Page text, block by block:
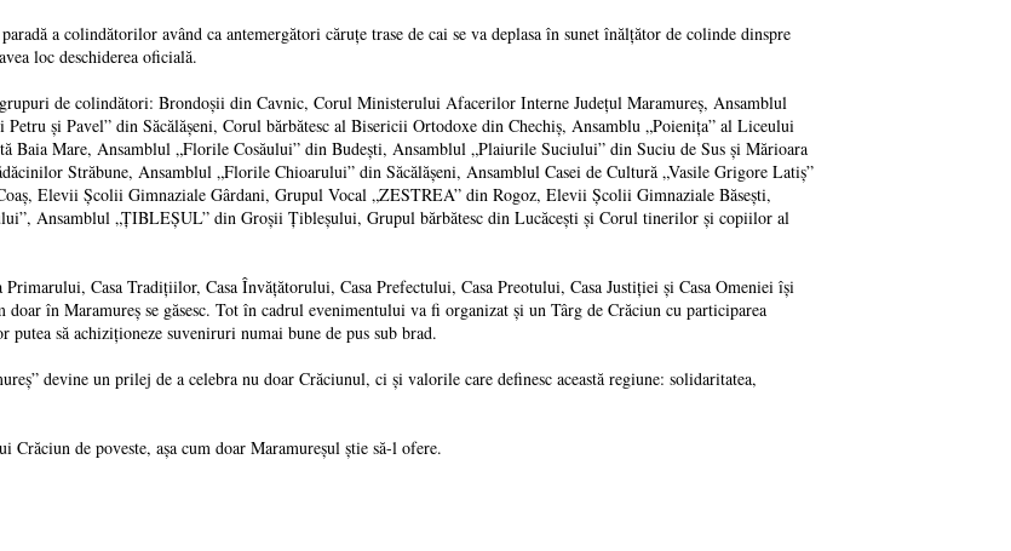
a colindătorilor având ca antemergători căruțe trase de cai se va deplasa în sunet înălțător de colinde dinspre
loc deschiderea oficială.
de colindători: Brondoșii din Cavnic, Corul Ministerului Afacerilor Interne Județul Maramureș, Ansamblul
și Pavel” din Săcălășeni, Corul bărbătesc al Bisericii Ortodoxe din Chechiș, Ansamblu „Poienița” al Liceului
Baia Mare, Ansamblul „Florile Cosăului” din Budești, Ansamblul „Plaiurile Suciului” din Suciu de Sus și Mărioara
Străbune, Ansamblul „Florile Chioarului” din Săcălășeni, Ansamblul Casei de Cultură „Vasile Grigore Latiș”
Elevii Școlii Gimnaziale Gârdani, Grupul Vocal „ZESTREA” din Rogoz, Elevii Școlii Gimnaziale Băsești,
Ansamblul „ȚIBLEȘUL” din Groșii Țibleșului, Grupul bărbătesc din Lucăcești și Corul tinerilor și copiilor al
Primarului, Casa Tradițiilor, Casa Învățătorului, Casa Prefectului, Casa Preotului, Casa Justiției și Casa Omeniei își
în Maramureș se găsesc. Tot în cadrul evenimentului va fi organizat și un Târg de Crăciun cu participarea
să achiziționeze suveniruri numai bune de pus sub brad.
devine un prilej de a celebra nu doar Crăciunul, ci și valorile care definesc această regiune: solidaritatea,
Crăciun de poveste, așa cum doar Maramureșul știe să-l ofere.